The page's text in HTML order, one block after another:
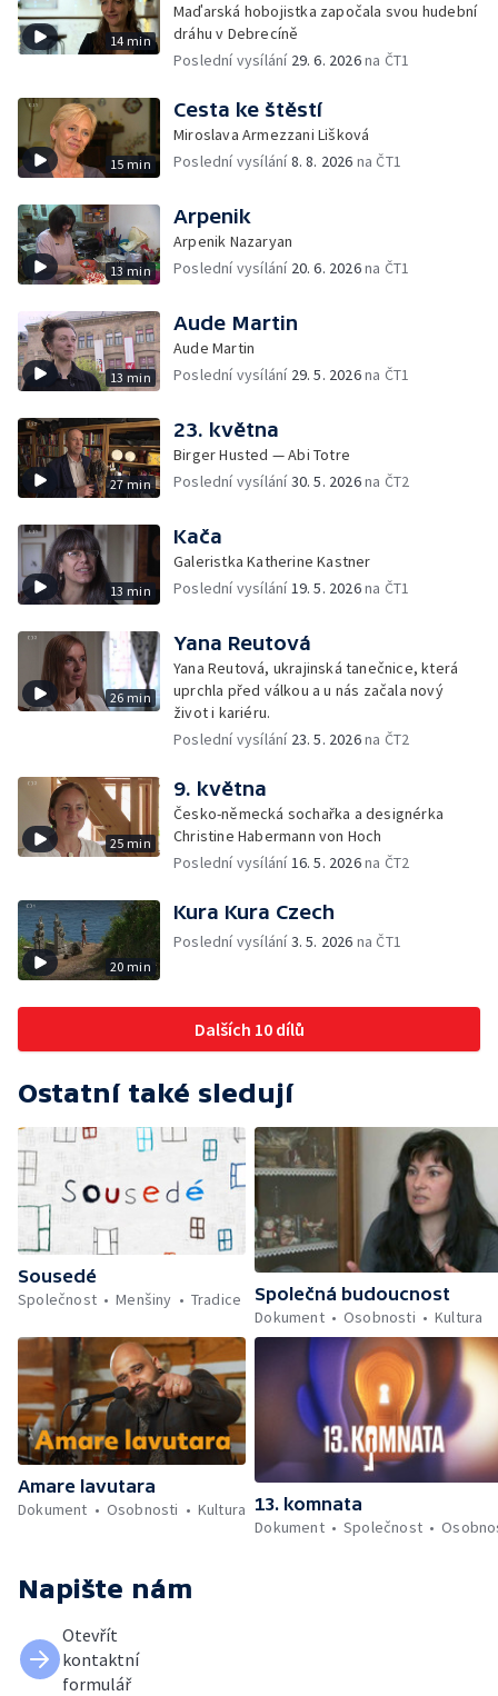
14 min
Maďarská hobojistka započala svou hudební
dráhu v Debrecíně
Poslední vysílání 29. 6. 2026na ČT1
15 min
Cesta ke štěstí
Miroslava Armezzani Lišková
Poslední vysílání8. 8. 2026 na ČT1
13 min
Arpenik
Arpenik Nazaryan
Poslední vysílání 20. 6. 2026na ČT1
13 min
Aude Martin
Aude Martin
Poslední vysílání 29. 5. 2026na ČT1
27 min
23. května
Birger Husted — Abi Totre
Poslední vysílání30. 5. 2026na ČT2
13 min
Kača
Galeristka Katherine Kastner
Poslední vysílání19. 5. 2026na ČT1
26 min
Yana Reutová
Yana Reutová, ukrajinská tanečnice, která
uprchla před válkou a u nás začala nový
život i kariéru.
Poslední vysílání 23. 5. 2026na ČT2
25 min
9. května
Česko-německá sochařka a designérka
Christine Habermann von Hoch
Poslední vysílání16. 5. 2026na ČT2
20 min
Kura Kura Czech
Poslední vysílání3. 5. 2026 na ČT1
Dalších 10 dílů
Ostatní také sledují
Sousedé
Společnost
Menšiny Tradice
Společná budoucnost
Dokument
Osobnosti Kultura
Amare lavutara
Dokument
Osobnosti Kultura 13. komnata
Dokument
Společnost
Napište nám
Otevřít
kontaktní
formulář